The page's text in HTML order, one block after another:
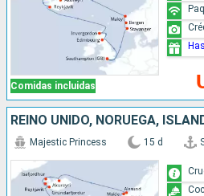
Comidas incluidas
REINO UNIDO, NORUEGA,
Majestic Princess 15 d